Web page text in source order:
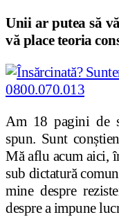
Unii ar putea să
vă place teoria
Am 18 pagini de
spun. Sunt
Mă aflu acum aici,
sub dictatură
mine despre
despre a impune